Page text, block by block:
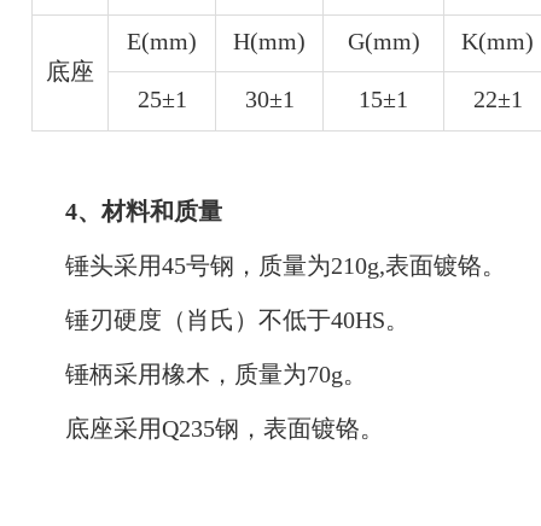
底座
E(mm) H(mm) G(mm) K(mm)
25±1 30±1 15±1 22±1
4、材料和质量
锤头采用45号钢，质量为210g,表面镀铬。
锤刃硬度（肖氏）不低于40HS。
锤柄采用橡木，质量为70g。
底座采用Q235钢，表面镀铬。